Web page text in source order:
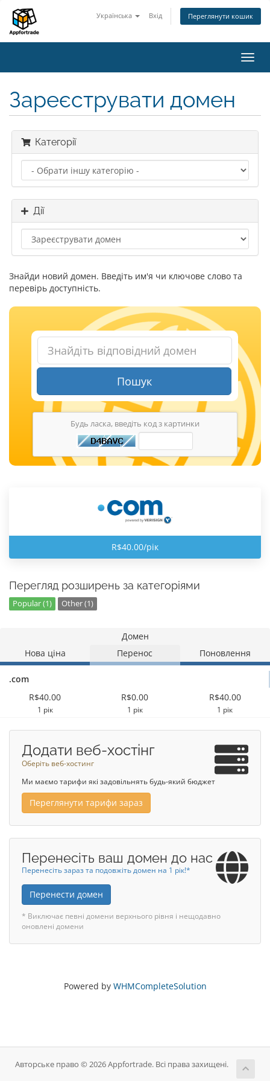
Українська Вхід Переглянути кошик
Зареєструвати домен
Категорії
Дії
Знайди новий домен. Введіть им'я чи ключове слово та
перевірь доступність.
Пошук
Будь ласка, введіть код з картинки
R$40.00/рік
Перегляд розширень за категоріями
Popular (1) Other (1)
Домен
Нова ціна
Перенос Поновлення
.com
R$40.00
1 рік
R$0.00
1 рік
R$40.00
1 рік
Додати веб-хостінг
Оберіть веб-хостинг
Ми маємо тарифи які задовільнять будь-який бюджет
Переглянути тарифи зараз
Перенесіть ваш домен до нас
Перенесіть зараз та подовжіть домен на 1 рік!*
Перенести домен
* Виключає певні домени верхнього рівня і нещодавно
оновлені домени
Powered by WHMCompleteSolution
Авторське право © 2026 Appfortrade. Всі права захищені.